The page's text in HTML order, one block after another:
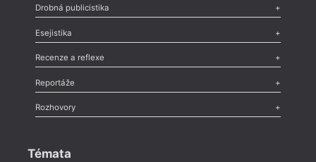
Poezie,Próza,Dokumenty
Drobná publicistika
Odlesk
Nekrolog,Glosa,Sloupek,Pozvánka,Literární soutěž,
Esejistika
Esej ,Pádlo,Úvaha
Recenze a reflexe
Recenze
Méně slov o próze,Celá rubrika
Reportáže
Literární zítřky
Celá rubrika
Rozhovory
Témata